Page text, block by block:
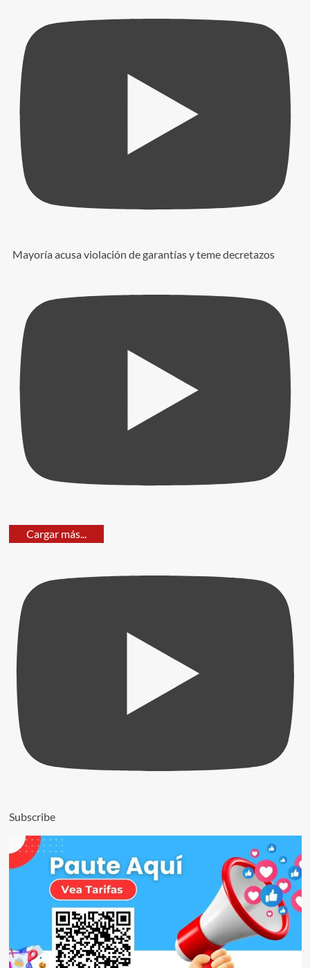
Mayoría acusa violación de garantías y teme decretazos
Cargar más...
Subscribe